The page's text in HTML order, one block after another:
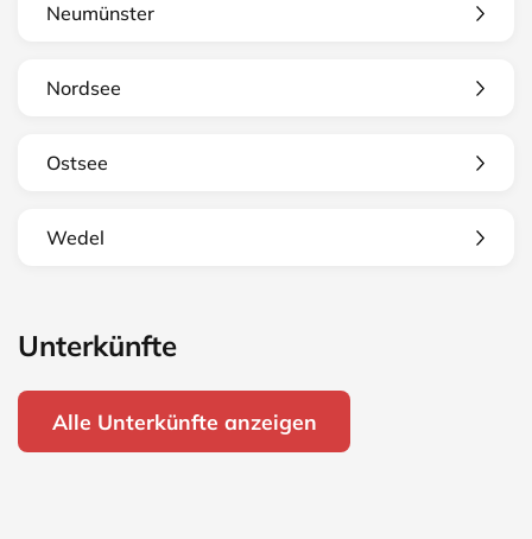
Neumünster
Nordsee
Ostsee
Wedel
Unterkünfte
Alle Unterkünfte anzeigen